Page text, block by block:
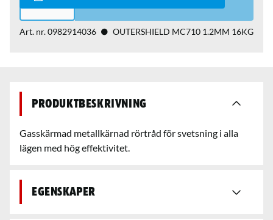
Art. nr.0982914036 OUTERSHIELD MC710 1.2MM 16KG
Produktbeskrivning
Gasskärmad metallkärnad rörtråd för svetsning i alla
lägen med hög effektivitet.
Egenskaper